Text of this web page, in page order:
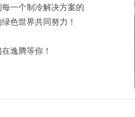
一个制冷解决方案的
色世界共同努力！
逸腾等你！